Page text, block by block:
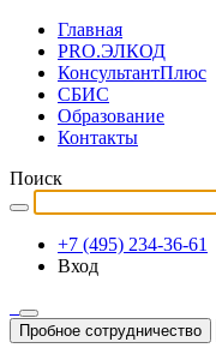
Главная
PRO.ЭЛКОД
КонсультантПлюс
СБИС
Образование
Контакты
Поиск
+7 (495) 234-36-61
Вход
Пробное сотрудничество